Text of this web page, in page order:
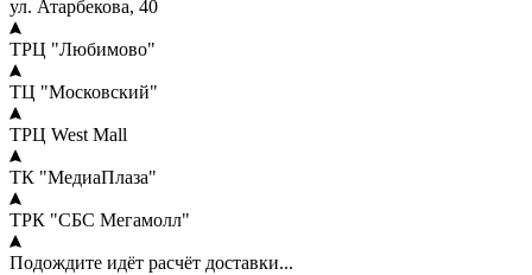
ул. Атарбекова, 40
ТРЦ "Любимово"
ТЦ "Московский"
ТРЦ West Mall
ТК "МедиаПлаза"
ТРК "СБС Мегамолл"
Подождите идёт расчёт доставки...